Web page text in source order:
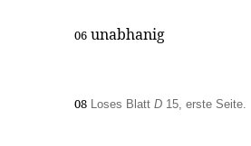
06 unabhanig
08 Loses Blatt D 15, erste Seite.